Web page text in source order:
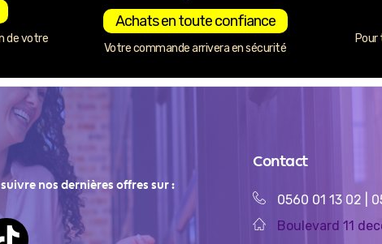
de votre
Achats en toute confiance
Votre commande arrivera en sécurité
nos dernières offres sur :
Contact
0560 01 13 02
Boulevard 11